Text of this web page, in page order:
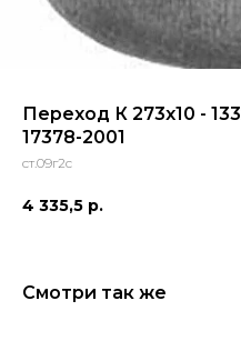
Переход К 273х10 -
17378-2001
ст.09г2с
4 335,5 р.
Смотри так же